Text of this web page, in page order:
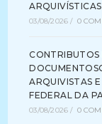
03/08/2026 / 0
ARQUIVISTAS
FEDERAL DA
03/08/2026 / 0